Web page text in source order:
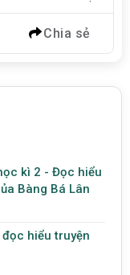
Chia sẻ
kì 2 - Đọc hiểu
Bàng Bá Lân
hiểu truyện